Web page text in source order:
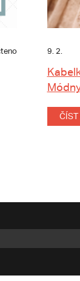
9. 2.
ČÍST